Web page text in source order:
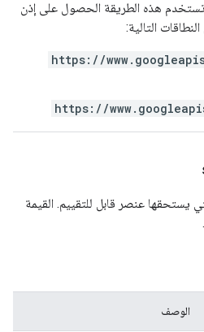
هذه الطريقة الحصول على إذن
التالية:
https://
https://
يستحقها عنصر قابل للتقييم. القيمة
الوصف